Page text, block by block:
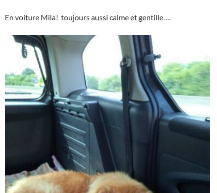
En voiture Mila! toujours aussi calme et gentille….